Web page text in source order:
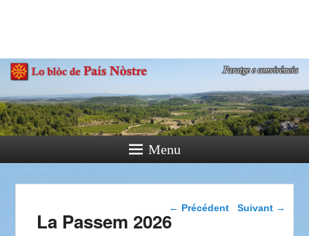
Paratge e Convivència
Menu
Navigation dans les
← Précédent Suivant →
La Passem 2026